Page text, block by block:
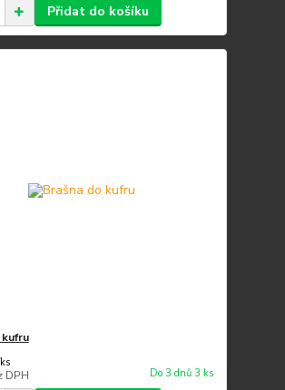
Přidat do košíku
kufru
ks
DPH Do 3 dnů 3 ks